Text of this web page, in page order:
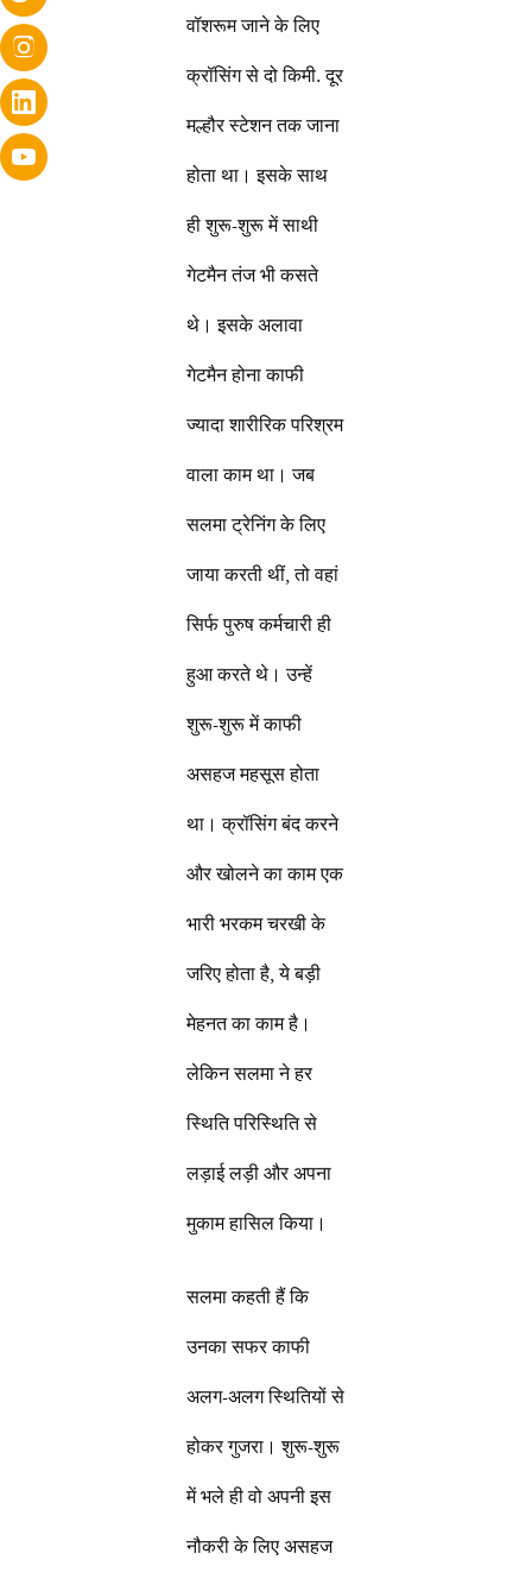
वॉशरूम जाने के लिए
क्रॉसिंग से दो किमी. दूर
मल्हौर स्टेशन तक जाना
होता था। इसके साथ
ही शुरू-शुरू में साथी
गेटमैन तंज भी कसते
थे। इसके अलावा
गेटमैन होना काफी
ज्यादा शारीरिक परिश्रम
वाला काम था। जब
सलमा ट्रेनिंग के लिए
जाया करती थीं, तो वहां
सिर्फ पुरुष कर्मचारी ही
हुआ करते थे। उन्हें
शुरू-शुरू में काफी
असहज महसूस होता
था। क्रॉसिंग बंद करने
और खोलने का काम एक
भारी भरकम चरखी के
जरिए होता है, ये बड़ी
मेहनत का काम है।
लेकिन सलमा ने हर
स्थिति परिस्थिति से
लड़ाई लड़ी और अपना
मुकाम हासिल किया।
सलमा कहती हैं कि
उनका सफर काफी
अलग-अलग स्थितियों से
होकर गुजरा। शुरू-शुरू
में भले ही वो अपनी इस
नौकरी के लिए असहज